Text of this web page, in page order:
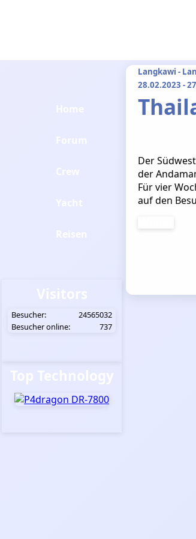
Langkawi -
28.02.2023 -
Der
der
Für vier
auf den
Besucher:
24565032
Besucher online:
737
Top Technology